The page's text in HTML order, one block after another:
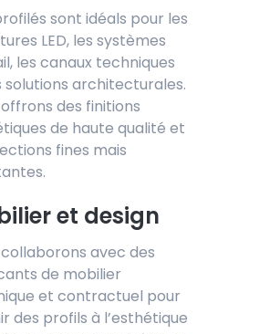
sont idéals pour les
LED, les systèmes
les canaux techniques
solutions architecturales.
offrons des finitions
de haute qualité et
fines mais
et design
collaborons avec des
de mobilier
et contractuel pour
des profils à l’esthétique